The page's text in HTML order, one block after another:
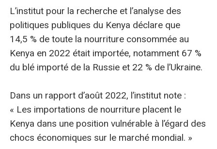
L’institut pour la recherche et l’analyse des
politiques publiques du Kenya déclare que
14,5 % de toute la nourriture consommée au
Kenya en 2022 était importée, notamment 67 %
du blé importé de la Russie et 22 % de l’Ukraine.
Dans un rapport d’août 2022, l’institut note :
« Les importations de nourriture placent le
Kenya dans une position vulnérable à l’égard des
chocs économiques sur le marché mondial. »